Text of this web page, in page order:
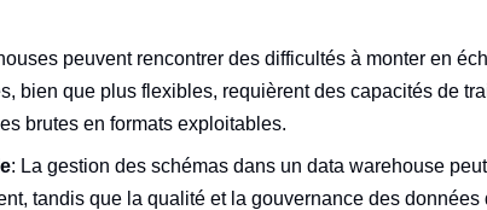
peuvent rencontrer des difficultés à monter en
bien que plus flexibles, requièrent des capacités de
brutes en formats exploitables.
: La gestion des schémas dans un data warehouse
tandis que la qualité et la gouvernance des données